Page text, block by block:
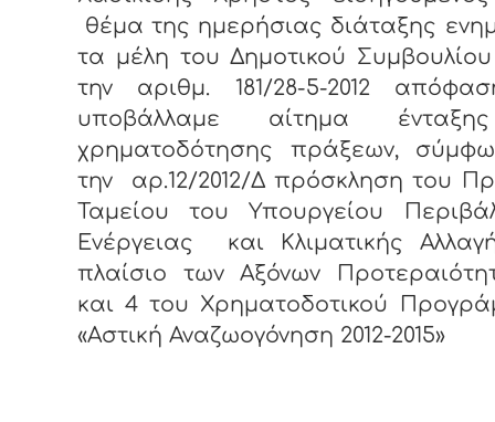
θέμα της ημερήσιας διάταξης
τα μέλη του Δημοτικού
την αριθμ. 181/28-5-2012
υποβάλλαμε αίτημα
χρηματοδότησης πράξεων,
την αρ.12/2012/Δ πρόσκληση του
Ταμείου του Υπουργείου
Ενέργειας και Κλιματικής
πλαίσιο των Αξόνων
και 4 του Χρηματοδοτικού
«Αστική Αναζωογόνηση 2012-2015»